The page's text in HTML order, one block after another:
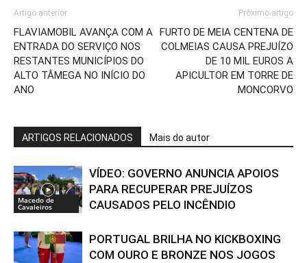
Artigo anterior
FLAVIAMOBIL AVANÇA COM A
ENTRADA DO SERVIÇO NOS
RESTANTES MUNICÍPIOS DO
ALTO TÂMEGA NO INÍCIO DO
ANO
Próximo artigo
FURTO DE MEIA CENTENA DE
COLMEIAS CAUSA PREJUÍZO
DE 10 MIL EUROS A
APICULTOR EM TORRE DE
MONCORVO
ARTIGOS RELACIONADOS Mais do autor
Macedo de
Cavaleiros
VÍDEO: GOVERNO ANUNCIA APOIOS
PARA RECUPERAR PREJUÍZOS
CAUSADOS PELO INCÊNDIO
PORTUGAL BRILHA NO KICKBOXING
COM OURO E BRONZE NOS JOGOS